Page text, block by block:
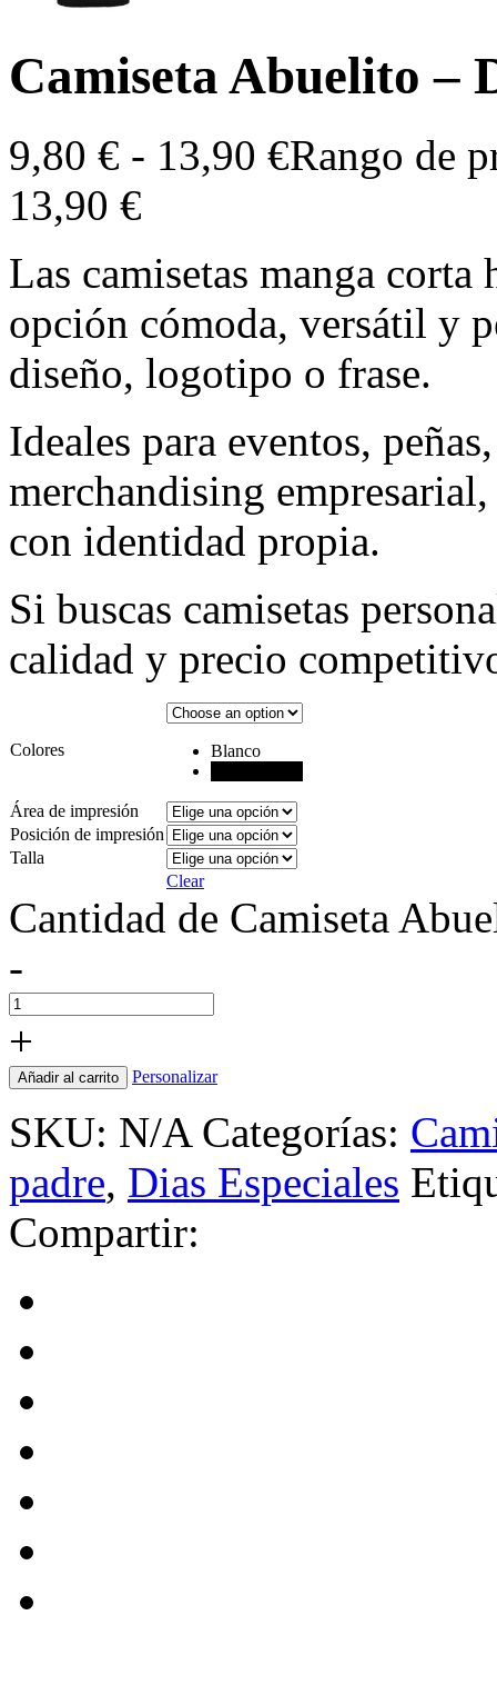
Camiseta Abuelito –
9,80 € - 13,90 €Rango de
13,90 €
Las camisetas manga
opción cómoda, versátil y
diseño, logotipo o frase.
Ideales para eventos,
merchandising
con identidad propia.
Si buscas camisetas
calidad y precio
Colores
Blanco
Área de impresión
Posición de impresión
Talla
Clear
Cantidad de Camiseta
-
+
Añadir al carrito Personalizar
SKU: N/A Categorías:
padre, Dias Especiales
Compartir: